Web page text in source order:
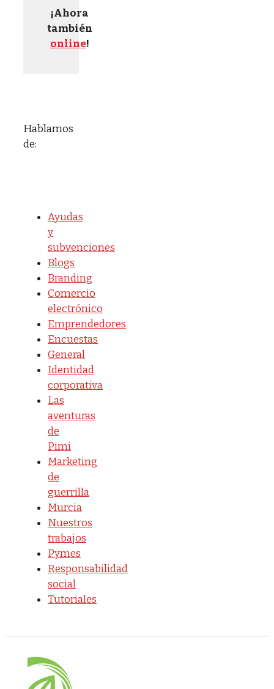
¡Ahora
también
online!
Hablamos
de:
Ayudas
y
subvenciones
Blogs
Branding
Comercio
electrónico
Emprendedores
Encuestas
General
Identidad
corporativa
Las
aventuras
de
Pimi
Marketing
de
guerrilla
Murcia
Nuestros
trabajos
Pymes
Responsabilidad
social
Tutoriales